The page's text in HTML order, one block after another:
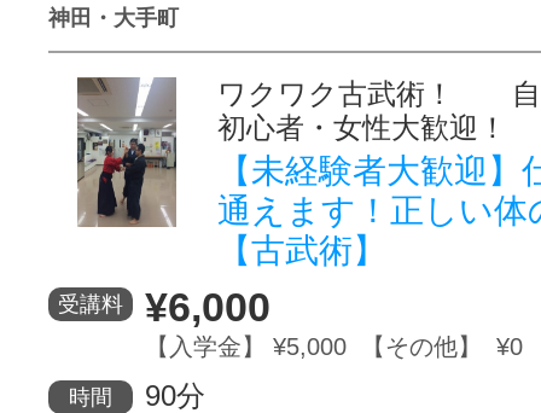
神田・大手町
ワクワク古武術！
初心者・女性大歓迎！
【未経験者大歓迎】
通えます！正しい体
【古武術】
受講料 ¥6,000
【入学金】 ¥5,000 【その他】 ¥0
時間 90分